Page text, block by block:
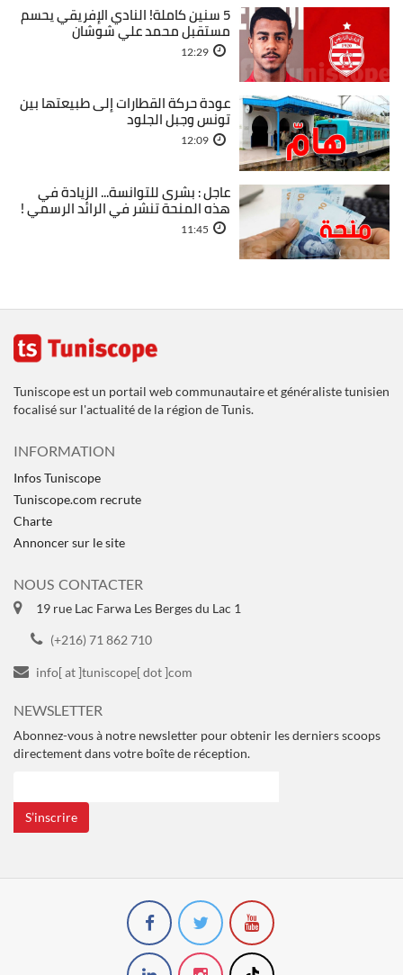
5 سنين كاملة! النادي الإفريقي يحسم
مستقبل محمد علي شوشان
12:29
عودة حركة القطارات إلى طبيعتها بين
تونس وجبل الجلود
12:09
عاجل : بشرى للتوانسة... الزيادة في
هذه المنحة تنشر في الرائد الرسمي !
11:45
Tuniscope est un portail web communautaire et généraliste tunisien
focalisé sur l'actualité de la région de Tunis.
INFORMATION
Infos Tuniscope
Tuniscope.com recrute
Charte
Annoncer sur le site
NOUS CONTACTER
19 rue Lac Farwa Les Berges du Lac 1
(+216) 71 862 710
info[ at ]tuniscope[ dot ]com
NEWSLETTER
Abonnez-vous à notre newsletter pour obtenir les derniers scoops
directement dans votre boîte de réception.
S’inscrire